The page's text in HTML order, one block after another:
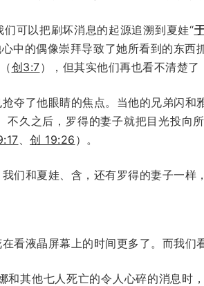
可以把刷坏消息的起源追溯到夏娃“
心中的偶像崇拜导致了她所看到的东
创3:7），但其实他们再也看不清楚了
夺了他眼睛的焦点。当他的兄弟闪和
不久之后，罗得的妻子就把目光投
创 19:26 ）。
们和夏娃、含，还有罗得的妻子一样
看液晶屏幕上的时间更多了。而我们
和其他七人死亡的令人心碎的消息时